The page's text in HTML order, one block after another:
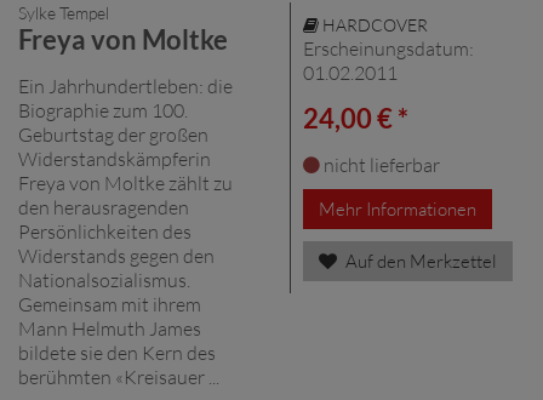
Sylke Tempel
Freya von Moltke
Ein Jahrhundertleben: die
Biographie zum 100.
Geburtstag der großen
Widerstandskämpferin
Freya von Moltke zählt zu
den herausragenden
Persönlichkeiten des
Widerstands gegen den
Nationalsozialismus.
Gemeinsam mit ihrem
Mann Helmuth James
bildete sie den Kern des
berühmten «Kreisauer ...
HARDCOVER
Erscheinungsdatum:
01.02.2011
24,00 € *
nicht lieferbar
Mehr Informationen
Auf den Merkzettel